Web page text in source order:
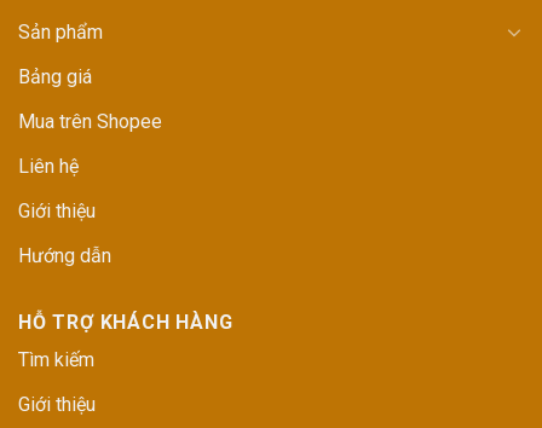
Sản phẩm
Bảng giá
Mua trên Shopee
Liên hệ
Giới thiệu
Hướng dẫn
HỖ TRỢ KHÁCH HÀNG
Tìm kiếm
Giới thiệu